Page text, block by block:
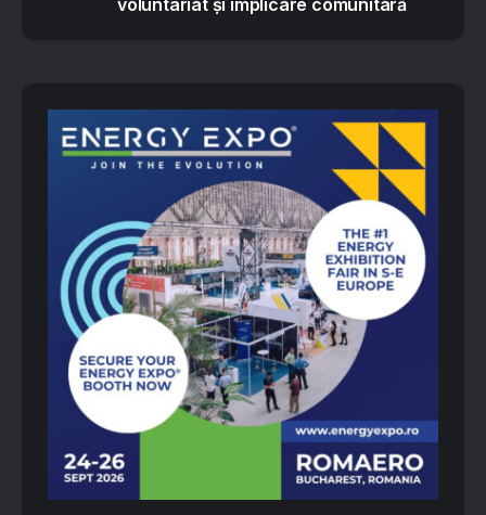
voluntariat și implicare comunitară